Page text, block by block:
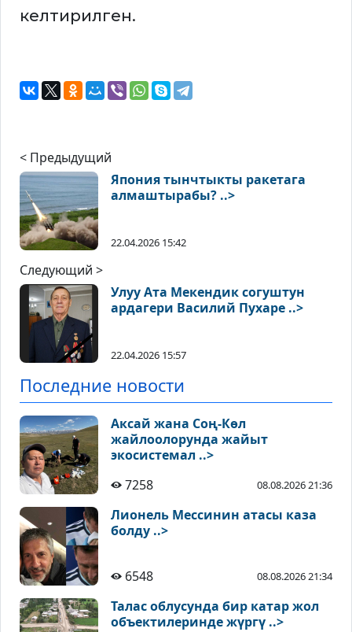
келтирилген.
< Предыдущий
Япония тынчтыкты ракетага
алмаштырабы? ..>
22.04.2026 15:42
Следующий >
Улуу Ата Мекендик согуштун
ардагери Василий Пухаре ..>
22.04.2026 15:57
Последние новости
Аксай жана Соң-Көл
жайлоолорунда жайыт
экосистемал ..>
7258
08.08.2026 21:36
Лионель Мессинин атасы каза
болду ..>
6548 08.08.2026 21:34
Талас облусунда бир катар жол
объектилеринде жүргү ..>